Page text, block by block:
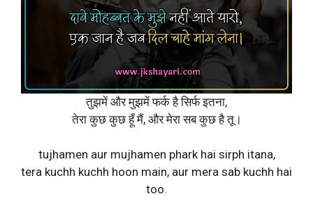
तुझमें और मुझमें फर्क है सिर्फ इतना,
तेरा कुछ कुछ हूँ मैं, और मेरा सब कुछ है तू।
tujhamen aur mujhamen phark hai sirph itana,
tera kuchh kuchh hoon main, aur mera sab kuchh hai
too.